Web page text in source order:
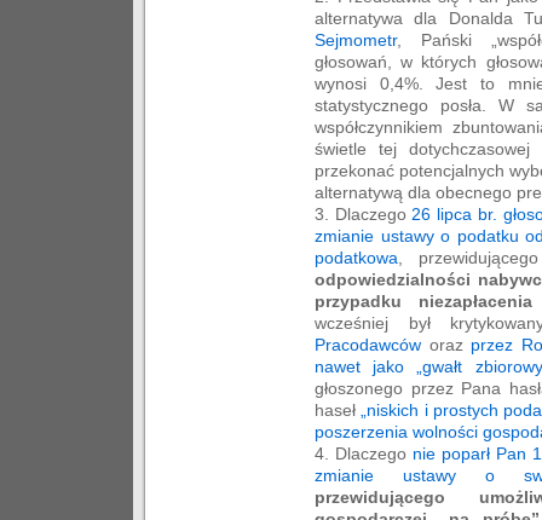
alternatywa dla Donalda
Sejmometr, Pański
głosowań, w których
wynosi 0,4%. Jest to
statystycznego posła. W
współczynnikiem
świetle tej
przekonać potencjalnych
alternatywą dla obecnego
3. Dlaczego 26 lipca br.
zmianie ustawy o podatku
podatkowa ,
odpowiedzialności
przypadku
wcześniej był
Pracodawców oraz przez
nawet jako „gwałt
głoszonego przez Pana
haseł
„niskich i prostych
poszerzenia wolności
4. Dlaczego nie poparł Pan
zmianie ustawy o
przewidującego